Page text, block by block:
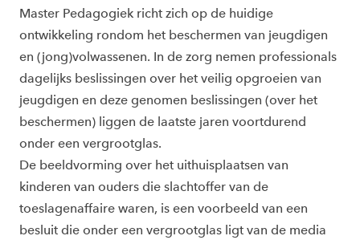
Master Pedagogiek richt zich op de huidige
ontwikkeling rondom het beschermen van jeugdigen
en (jong)volwassenen. In de zorg nemen professionals
dagelijks beslissingen over het veilig opgroeien van
jeugdigen en deze genomen beslissingen (over het
beschermen) liggen de laatste jaren voortdurend
onder een vergrootglas.
De beeldvorming over het uithuisplaatsen van
kinderen van ouders die slachtoffer van de
toeslagenaffaire waren, is een voorbeeld van een
besluit die onder een vergrootglas ligt van de media